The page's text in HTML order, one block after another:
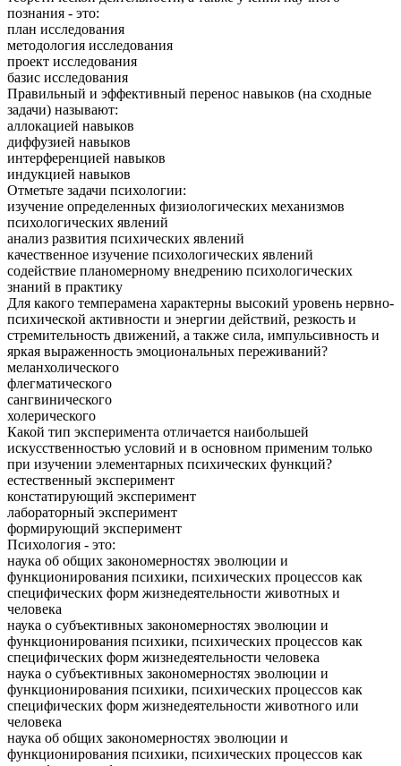
познания - это:
план исследования
методология исследования
проект исследования
базис исследования
Правильный и эффективный перенос навыков (на сходные
задачи) называют:
аллокацией навыков
диффузией навыков
интерференцией навыков
индукцией навыков
Отметьте задачи психологии:
изучение определенных физиологических механизмов
психологических явлений
анализ развития психических явлений
качественное изучение психологических явлений
содействие планомерному внедрению психологических
знаний в практику
Для какого темперамена характерны высокий уровень нервно-
психической активности и энергии действий, резкость и
стремительность движений, а также сила, импульсивность и
яркая выраженность эмоциональных переживаний?
меланхолического
флегматического
сангвинического
холерического
Какой тип эксперимента отличается наибольшей
искусственностью условий и в основном применим только
при изучении элементарных психических функций?
естественный эксперимент
констатирующий эксперимент
лабораторный эксперимент
формирующий эксперимент
Психология - это:
наука об общих закономерностях эволюции и
функционирования психики, психических процессов как
специфических форм жизнедеятельности животных и
человека
наука о субъективных закономерностях эволюции и
функционирования психики, психических процессов как
специфических форм жизнедеятельности человека
наука о субъективных закономерностях эволюции и
функционирования психики, психических процессов как
специфических форм жизнедеятельности животного или
человека
наука об общих закономерностях эволюции и
функционирования психики, психических процессов как